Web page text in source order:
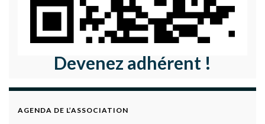
Devenez adhérent !
AGENDA DE L’ASSOCIATION